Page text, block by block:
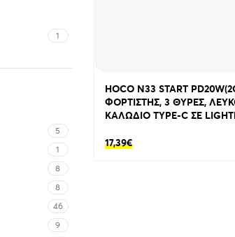
1
5
1
8
8
46
9
HOCO N33 START
ΦΟΡΤΙΣΤΗΣ, 3 ΘΥΡΕΣ,
ΚΑΛΩΔΙΟ TYPE-C ΣΕ
17,39€